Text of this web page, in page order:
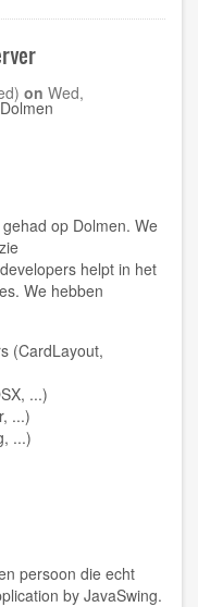
on Wed,
op Dolmen. We
helpt in het
We hebben
(CardLayout,
...)
...)
...)
persoon die echt
by JavaSwing.